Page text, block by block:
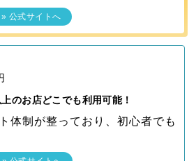
» 公式サイトへ
のお店どこでも利用可能！
体制が整っており、初心者でも